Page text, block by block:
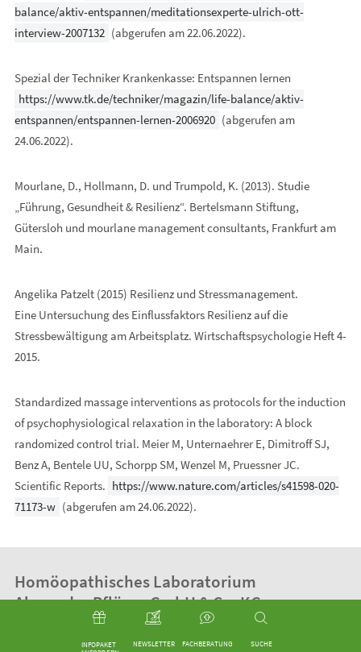
INFOPAKET
NEWSLETTER FACHBERATUNG SUCHE
balance/aktiv-entspannen/meditationsexperte-ulrich-ott-
interview-2007132 (abgerufen am 22.06.2022).
Spezial der Techniker Krankenkasse: Entspannen lernen
https://www.tk.de/techniker/magazin/life-balance/aktiv-
entspannen/entspannen-lernen-2006920 (abgerufen am
24.06.2022).
Mourlane, D., Hollmann, D. und Trumpold, K. (2013). Studie
„Führung, Gesundheit & Resilienz“. Bertelsmann Stiftung,
Gütersloh und mourlane management consultants, Frankfurt am
Main.
Angelika Patzelt (2015) Resilienz und Stressmanagement.
Eine Untersuchung des Einflussfaktors Resilienz auf die
Stressbewältigung am Arbeitsplatz. Wirtschaftspsychologie Heft 4-
2015.
Standardized massage interventions as protocols for the induction
of psychophysiological relaxation in the laboratory: A block
randomized control trial. Meier M, Unternaehrer E, Dimitroff SJ,
Benz A, Bentele UU, Schorpp SM, Wenzel M, Pruessner JC.
Scientific Reports. https://www.nature.com/articles/s41598-020-
71173-w (abgerufen am 24.06.2022).
Homöopathisches Laboratorium
Alexander Pflüger GmbH & Co. KG
Rheda-Wiedenbrück